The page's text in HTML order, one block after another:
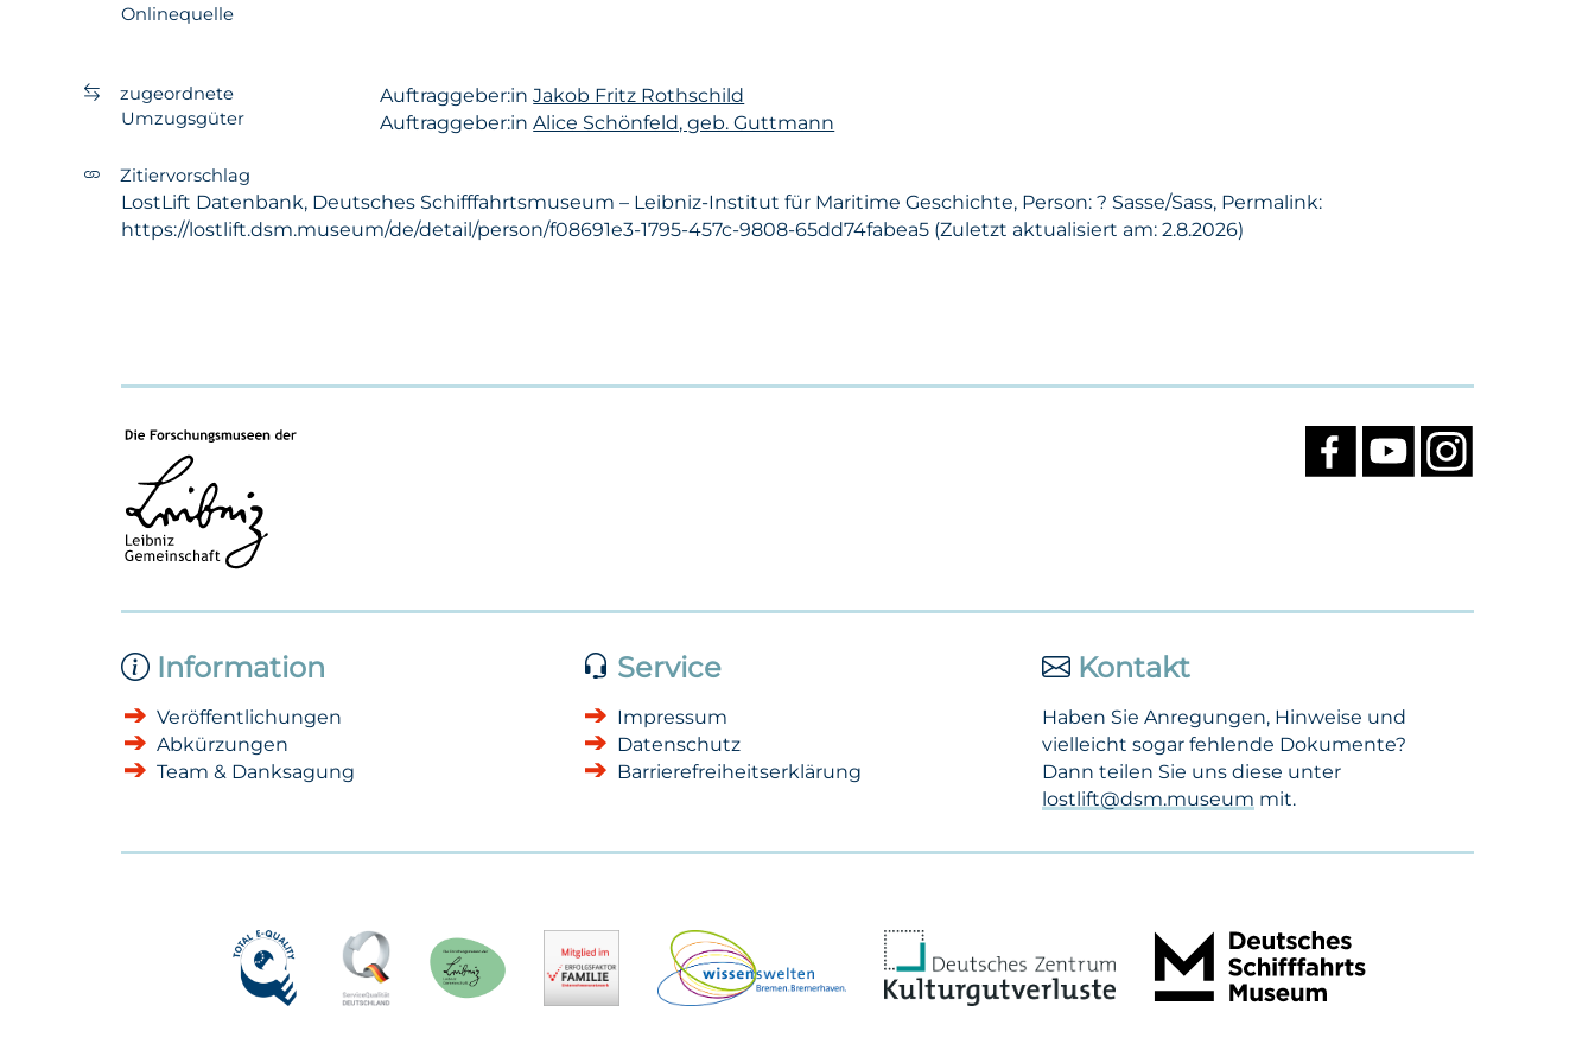
Onlinequelle
zugeordnete
Umzugsgüter
Auftraggeber:inJakob Fritz Rothschild
Auftraggeber:inAlice Schönfeld, geb. Guttmann
Zitiervorschlag
LostLift Datenbank, Deutsches Schifffahrtsmuseum – Leibniz-Institut für Maritime Geschichte, Person: ? Sasse/Sass, Permalink:
https://lostlift.dsm.museum/de/detail/person/f08691e3-1795-457c-9808-65dd74fabea5 (Zuletzt aktualisiert am: 2.8.2026)
Information
Veröffentlichungen
Abkürzungen
Team & Danksagung
Service
Impressum
Datenschutz
Barrierefreiheitserklärung
Kontakt
Haben Sie Anregungen, Hinweise und
vielleicht sogar fehlende Dokumente?
Dann teilen Sie uns diese unter
lostlift@dsm.museum mit.